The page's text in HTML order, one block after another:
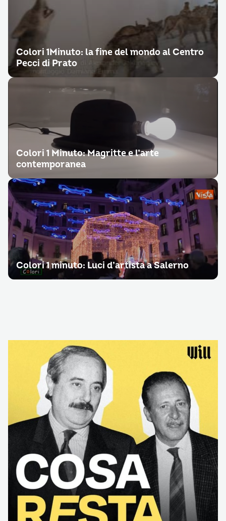
Colori 1Minuto: la fine del mondo al Centro
Pecci di Prato
Colori 1 Minuto: Magritte e l’arte
contemporanea
Colori 1 minuto: Luci d’artista a Salerno